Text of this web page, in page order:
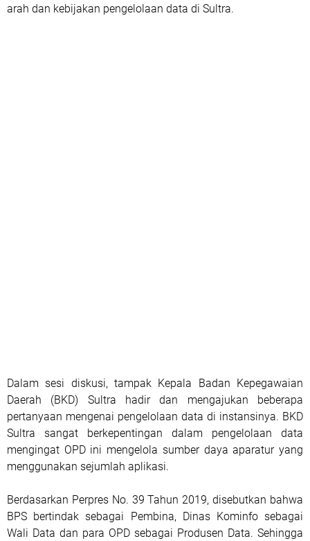
arah dan kebijakan pengelolaan data di Sultra.
Dalam sesi diskusi, tampak Kepala Badan Kepegawaian
Daerah (BKD) Sultra hadir dan mengajukan beberapa
pertanyaan mengenai pengelolaan data di instansinya. BKD
Sultra sangat berkepentingan dalam pengelolaan data
mengingat OPD ini mengelola sumber daya aparatur yang
menggunakan sejumlah aplikasi.
Berdasarkan Perpres No. 39 Tahun 2019, disebutkan bahwa
BPS bertindak sebagai Pembina, Dinas Kominfo sebagai
Wali Data dan para OPD sebagai Produsen Data. Sehingga